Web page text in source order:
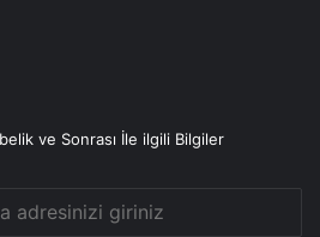
ve Sonrası İle ilgili Bilgiler